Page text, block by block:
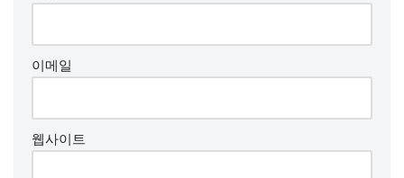
이메일
웹사이트